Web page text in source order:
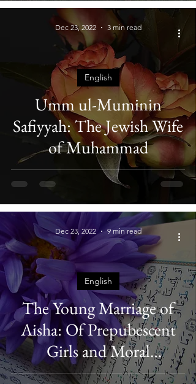
Umm ul-Muminin
Safiyyah: The Jewish Wife
of Muhammad
English
Dec 23, 2022 3 min read
The Young Marriage of
Aisha: Of Prepubescent
Girls and Moral
Implications
English
Dec 23, 2022 9 min read